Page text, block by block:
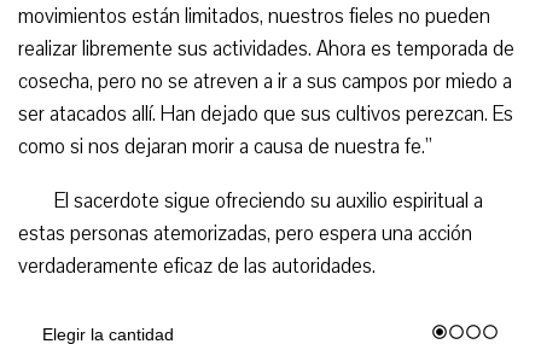
movimientos están limitados, nuestros fieles no pueden
realizar libremente sus actividades. Ahora es temporada de
cosecha, pero no se atreven a ir a sus campos por miedo a
ser atacados allí. Han dejado que sus cultivos perezcan. Es
como si nos dejaran morir a causa de nuestra fe.”
El sacerdote sigue ofreciendo su auxilio espiritual a
estas personas atemorizadas, pero espera una acción
verdaderamente eficaz de las autoridades.